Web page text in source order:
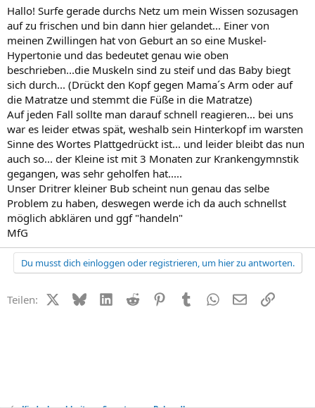
Hallo! Surfe gerade durchs Netz um mein Wissen sozusagen
auf zu frischen und bin dann hier gelandet... Einer von
meinen Zwillingen hat von Geburt an so eine Muskel-
Hypertonie und das bedeutet genau wie oben
beschrieben...die Muskeln sind zu steif und das Baby biegt
sich durch... (Drückt den Kopf gegen Mama´s Arm oder auf
die Matratze und stemmt die Füße in die Matratze)
Auf jeden Fall sollte man darauf schnell reagieren... bei uns
war es leider etwas spät, weshalb sein Hinterkopf im warsten
Sinne des Wortes Plattgedrückt ist... und leider bleibt das nun
auch so... der Kleine ist mit 3 Monaten zur Krankengymnstik
gegangen, was sehr geholfen hat.....
Unser Dritrer kleiner Bub scheint nun genau das selbe
Problem zu haben, deswegen werde ich da auch schnellst
möglich abklären und ggf "handeln"
MfG
Du musst dich einloggen oder registrieren, um hier zu antworten.
Teilen: X (Twitter)
BlueskyLinkedIn
Reddit PinterestTumblr WhatsApp
E-MailLink